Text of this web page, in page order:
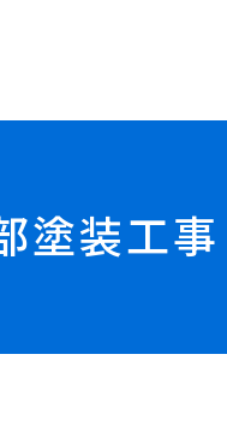
塗装工事